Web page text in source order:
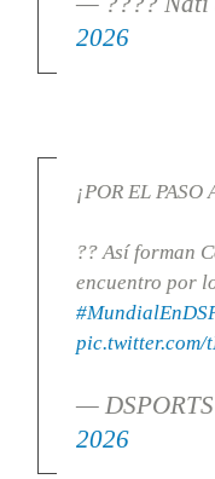
2026
¡POR EL
?? Así forman
encuentro por
pic.twitter.com/
—
2026